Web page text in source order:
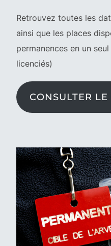
Retrouvez toutes les
ainsi que les places
permanences en un
licenciés)
CONSULTER